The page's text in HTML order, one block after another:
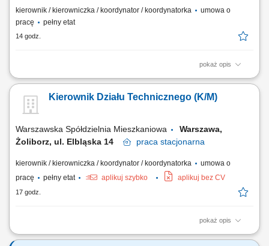
kierownik / kierowniczka / koordynator / koordynatorka
umowa o
pracę
pełny etat
14 godz.
pokaż opis
Twoim zadaniem będzie: Pomoc w zarządzaniu procesem identyfikacji,
budżetowych lub finansowych kontraktów, Wsparcie w koordynacji i
kontroli procesu przygotowywania planów rzeczowo finansowych na
Kierownik Działu Technicznego (K/M)
Warszawska Spółdzielnia Mieszkaniowa
Warszawa,
Żoliborz, ul. Elbląska 14
praca stacjonarna
kierownik / kierowniczka / koordynator / koordynatorka
umowa o
pracę
pełny etat aplikuj szybko aplikuj bez CV
17 godz.
pokaż opis
Zakres obowiązków: Zarządzanie Działem Technicznym Administracji